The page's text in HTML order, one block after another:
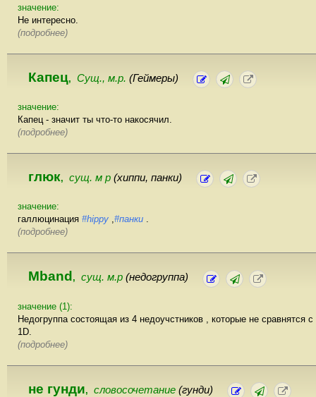
значение:
Не интересно.
(подробнее)
Капец, Сущ., м.р. (Геймеры)
значение:
Капец - значит ты что-то накосячил.
(подробнее)
глюк, сущ. м р (хиппи, панки)
значение:
галлюцинация #hippy ,#панки .
(подробнее)
Mband , сущ. м.р (недогруппа)
значение (1):
Недогруппа состоящая из 4 недоучстников , которые не сравнятся с
1D.
(подробнее)
не гунди, словосочетание (гунди)